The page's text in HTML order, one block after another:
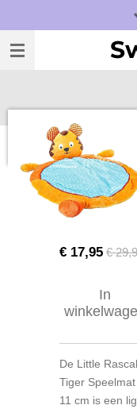
direct
naar
€ 17,95 €
In
De Little
Tiger
11 cm is een